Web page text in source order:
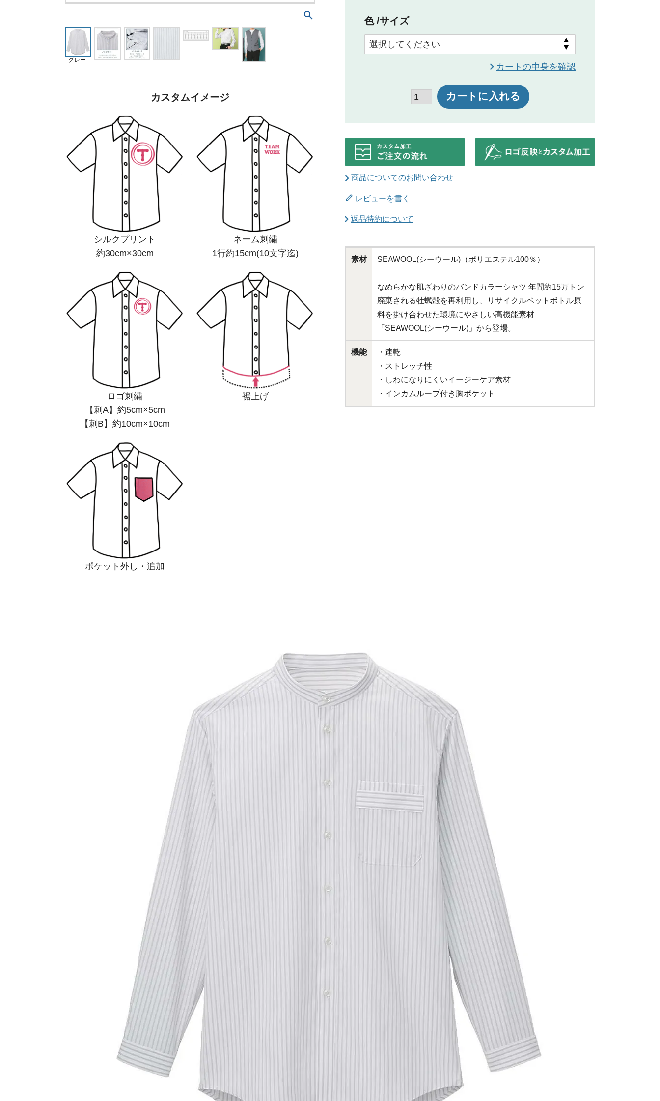
グレー
色 サイズ
カートの中身を確認
カートに入れる
商品についてのお問い合わせ
レビューを書く
返品特約について
素材 SEAWOOL(シーウール)（ポリエステル100％）
なめらかな肌ざわりのバンドカラーシャツ 年間約15万トン
廃棄される牡蠣殻を再利用し、リサイクルペットボトル原
料を掛け合わせた環境にやさしい高機能素材
「SEAWOOL(シーウール)」から登場。
機能
・速乾
・ストレッチ性
・しわになりにくいイージーケア素材
・インカムループ付き胸ポケット
カスタムイメージ
シルクプリント
約30cm×30cm
ネーム刺繍
1行約15cm(10文字迄)
ロゴ刺繍
【刺A】約5cm×5cm
【刺B】約10cm×10cm
裾上げ
ポケット外し・追加